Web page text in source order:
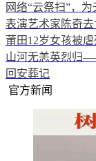
网络“云祭扫”，
表演艺术家陈奇
莆田12岁女孩被
山河无恙英烈归
回安葬记
官方新闻